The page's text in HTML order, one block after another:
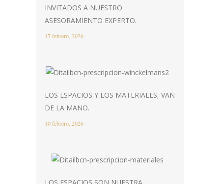
INVITADOS A NUESTRO
ASESORAMIENTO EXPERTO.
17 febrero, 2026
LOS ESPACIOS Y LOS MATERIALES, VAN
DE LA MANO.
10 febrero, 2026